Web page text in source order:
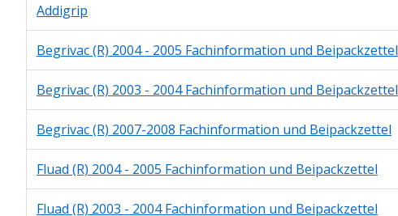
Addigrip
Begrivac (R) 2004 - 2005 Fachinformation und Beipackzettel
Begrivac (R) 2003 - 2004 Fachinformation und Beipackzettel
Begrivac (R) 2007-2008 Fachinformation und Beipackzettel
Fluad (R) 2004 - 2005 Fachinformation und Beipackzettel
Fluad (R) 2003 - 2004 Fachinformation und Beipackzettel